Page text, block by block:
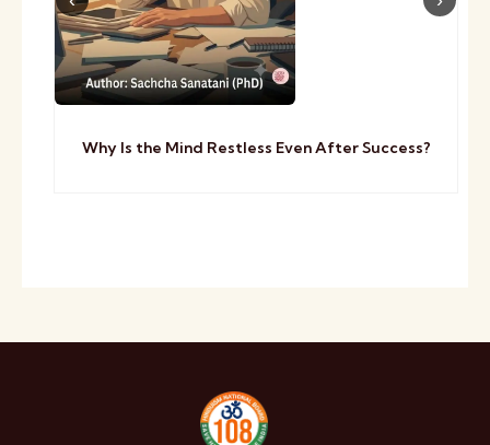
Why Is the Mind Restless Even After Success?